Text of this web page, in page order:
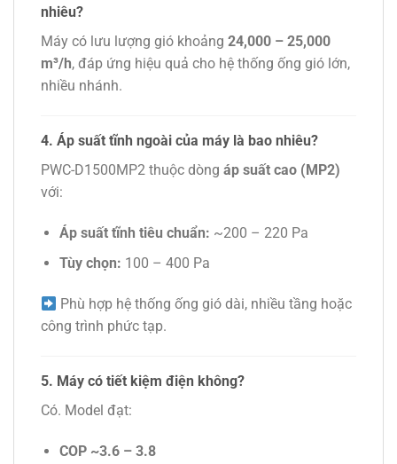
nhiêu?
Máy có lưu lượng gió khoảng 24,000 – 25,000
m³/h, đáp ứng hiệu quả cho hệ thống ống gió lớn,
nhiều nhánh.
4. Áp suất tĩnh ngoài của máy là bao nhiêu?
PWC-D1500MP2 thuộc dòng áp suất cao (MP2)
với:
Áp suất tĩnh tiêu chuẩn: ~200 – 220 Pa
Tùy chọn: 100 – 400 Pa
Phù hợp hệ thống ống gió dài, nhiều tầng hoặc
công trình phức tạp.
5. Máy có tiết kiệm điện không?
Có. Model đạt:
COP ~3.6 – 3.8